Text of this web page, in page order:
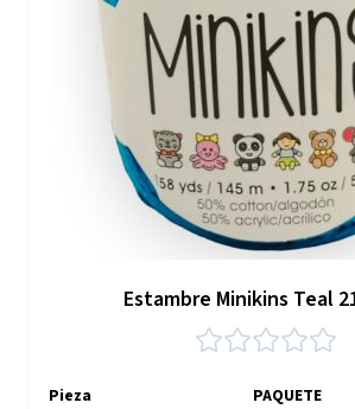
Estambre Minikins Teal
Pieza
PAQUETE